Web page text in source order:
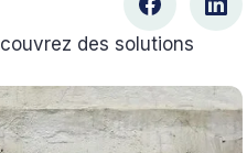
des solutions